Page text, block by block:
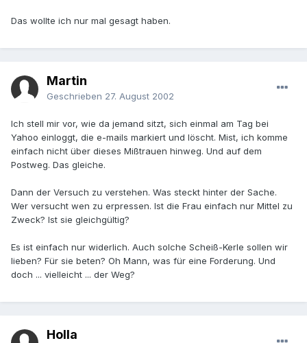
Das wollte ich nur mal gesagt haben.
Martin
Geschrieben 27. August 2002
Ich stell mir vor, wie da jemand sitzt, sich einmal am Tag bei
Yahoo einloggt, die e-mails markiert und löscht. Mist, ich komme
einfach nicht über dieses Mißtrauen hinweg. Und auf dem
Postweg. Das gleiche.
Dann der Versuch zu verstehen. Was steckt hinter der Sache.
Wer versucht wen zu erpressen. Ist die Frau einfach nur Mittel zu
Zweck? Ist sie gleichgültig?
Es ist einfach nur widerlich. Auch solche Scheiß-Kerle sollen wir
lieben? Für sie beten? Oh Mann, was für eine Forderung. Und
doch ... vielleicht ... der Weg?
Holla